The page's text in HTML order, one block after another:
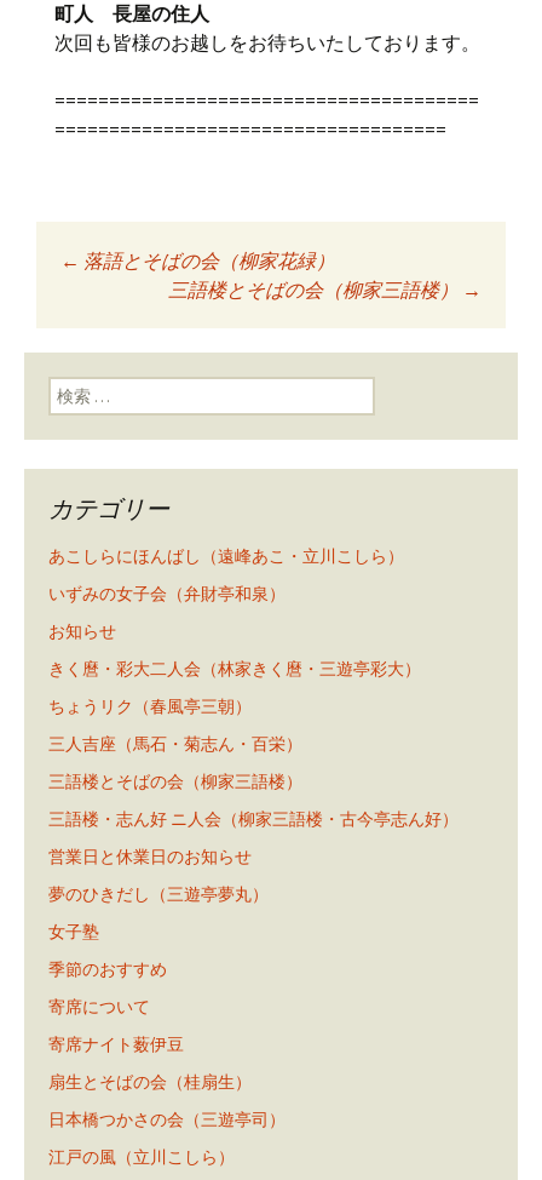
町人 長屋の住人
次回も皆様のお越しをお待ちいたしております。
=======================================
====================================
投稿ナビゲーショ
ン
← 落語とそばの会（柳家花緑）
三語楼とそばの会（柳家三語楼）
→
検索:
カテゴリー
あこしらにほんばし（遠峰あこ・立川こしら）
いずみの女子会（弁財亭和泉）
お知らせ
きく麿・彩大二人会（林家きく麿・三遊亭彩大）
ちょうリク（春風亭三朝）
三人吉座（馬石・菊志ん・百栄）
三語楼とそばの会（柳家三語楼）
三語楼・志ん好 ニ人会（柳家三語楼・古今亭志ん好）
営業日と休業日のお知らせ
夢のひきだし（三遊亭夢丸）
女子塾
季節のおすすめ
寄席について
寄席ナイト薮伊豆
扇生とそばの会（桂扇生）
日本橋つかさの会（三遊亭司）
江戸の風（立川こしら）